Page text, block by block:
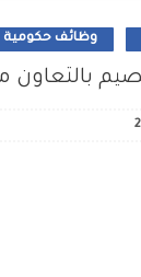
وظائف حكومية
مع طاقات توفر